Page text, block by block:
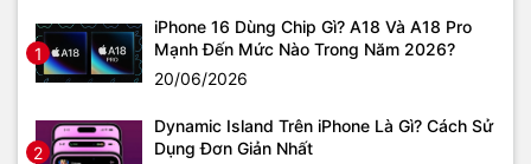
1
iPhone 16 Dùng Chip Gì? A18 Và A18 Pro
Mạnh Đến Mức Nào Trong Năm 2026?
20/06/2026
2
Dynamic Island Trên iPhone Là Gì? Cách Sử
Dụng Đơn Giản Nhất